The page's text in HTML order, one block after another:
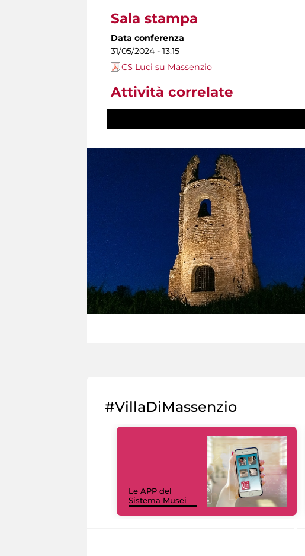
Sala stampa
Data conferenza
31/05/2024 - 13:15
CS Luci su Massenzio
Attività correlate
#VillaDiMassenzio
Le APP del
Sistema Musei